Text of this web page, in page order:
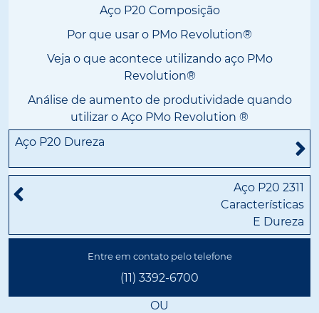
Aço P20 Composição
Por que usar o PMo Revolution®
Veja o que acontece utilizando aço PMo
Revolution®
Análise de aumento de produtividade quando
utilizar o Aço PMo Revolution ®
Aço P20 Dureza
Aço P20 2311
Características
E Dureza
Entre em contato pelo telefone
(11) 3392-6700
OU